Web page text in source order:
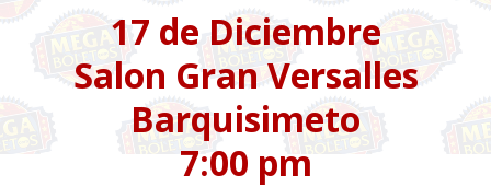
17 de Diciembre
Salon Gran Versalles
Barquisimeto
7:00 pm